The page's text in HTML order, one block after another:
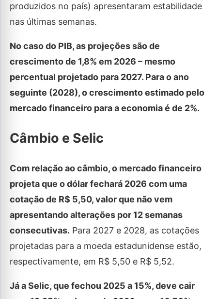
produzidos no país) apresentaram estabilidade
nas últimas semanas.
No caso do PIB, as projeções são de
crescimento de 1,8% em 2026 – mesmo
percentual projetado para 2027. Para o ano
seguinte (2028), o crescimento estimado pelo
mercado financeiro para a economia é de 2%.
Câmbio e Selic
Com relação ao câmbio, o mercado financeiro
projeta que o dólar fechará 2026 com uma
cotação de R$ 5,50, valor que não vem
apresentando alterações por 12 semanas
consecutivas. Para 2027 e 2028, as cotações
projetadas para a moeda estadunidense estão,
respectivamente, em R$ 5,50 e R$ 5,52.
Já a Selic, que fechou 2025 a 15%, deve cair